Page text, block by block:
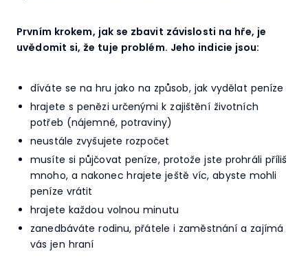
Prvním krokem, jak se zbavit závislosti na hře, je
uvědomit si, že tuje problém. Jeho indicie jsou:
díváte se na hru jako na způsob, jak vydělat peníze
hrajete s penězi určenými k zajištění životních
potřeb (nájemné, potraviny)
neustále zvyšujete rozpočet
musíte si půjčovat peníze, protože jste prohráli příliš
mnoho, a nakonec hrajete ještě víc, abyste mohli
peníze vrátit
hrajete každou volnou minutu
zanedbáváte rodinu, přátele i zaměstnání a zajímá
vás jen hraní